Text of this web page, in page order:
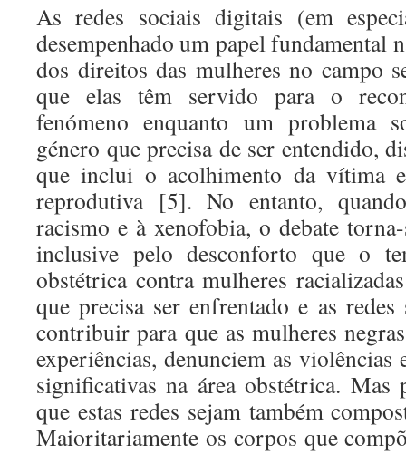
As redes sociais digitais (em
desempenhado um papel fundamental
dos direitos das mulheres no campo
que elas têm servido para o
fenómeno enquanto um problema
género que precisa de ser entendido,
que inclui o acolhimento da vítima
reprodutiva [5]. No entanto,
racismo e à xenofobia, o debate
inclusive pelo desconforto que o
obstétrica contra mulheres
que precisa ser enfrentado e as
contribuir para que as mulheres
experiências, denunciem as violências
significativas na área obstétrica. Mas
que estas redes sejam também
Maioritariamente os corpos que